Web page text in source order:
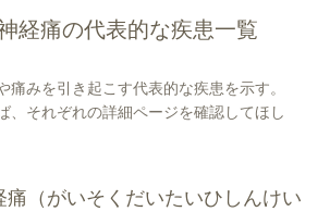
経痛の代表的な疾患一覧
痛みを引き起こす代表的な疾患を示す。
、それぞれの詳細ページを確認してほし
痛（がいそくだいたいひしんけい